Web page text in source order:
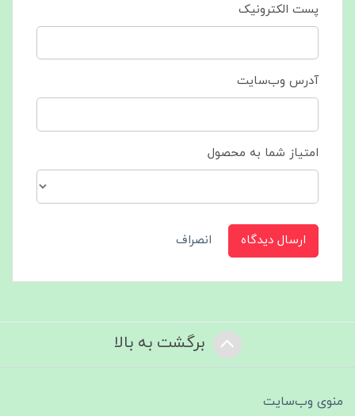
پست الکترونیک
آدرس وب‌سایت
امتیاز شما به محصول
ارسال دیدگاه انصراف
برگشت به بالا
منوی وب‌سایت